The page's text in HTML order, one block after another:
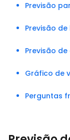
Previsão
Previsão
Previsão de
Gráfico de
Perguntas